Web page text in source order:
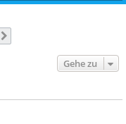
Gehe zu